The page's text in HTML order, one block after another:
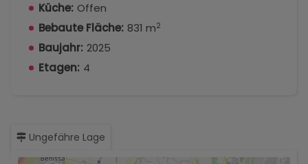
Küche: Offen
Bebaute Fläche: 831 m2
Baujahr: 2025
Etagen: 4
Ungefähre Lage